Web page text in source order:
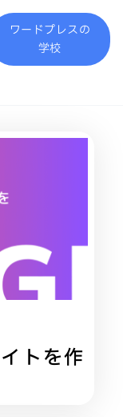
ワードプレスの
学校
トを作